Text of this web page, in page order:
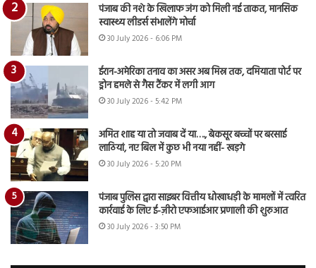
पंजाब की नशे के खिलाफ जंग को मिली नई ताकत, मानसिक
स्वास्थ्य लीडर्स संभालेंगे मोर्चा
30 July 2026 - 6:06 PM
ईरान-अमेरिका तनाव का असर अब मिस्र तक, दमियाता पोर्ट पर
ड्रोन हमले से गैस टैंकर में लगी आग
30 July 2026 - 5:42 PM
अमित शाह या तो जवाब दें या…., बेकसूर बच्चों पर बरसाई
लाठियां, नए बिल में कुछ भी नया नहीं- खड़गे
30 July 2026 - 5:20 PM
पंजाब पुलिस द्वारा साइबर वित्तीय धोखाधड़ी के मामलों में त्वरित
कार्रवाई के लिए ई-ज़ीरो एफआईआर प्रणाली की शुरुआत
30 July 2026 - 3:50 PM